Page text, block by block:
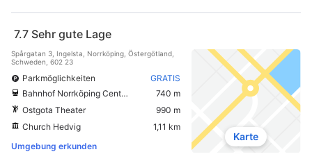
7.7 Sehr gute Lage
Spårgatan 3, Ingelsta, Norrköping, Östergötland,
Schweden, 602 23
Parkmöglichkeiten
GRATIS
Bahnhof Norrköping Central
740 m
Ostgota Theater
990 m
Church Hedvig
1,11 km
Umgebung erkunden
Karte